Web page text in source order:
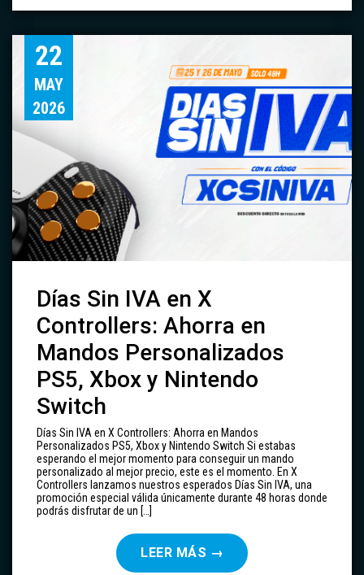
22
MAY
2026
Días Sin IVA en X
Controllers: Ahorra en
Mandos Personalizados
PS5, Xbox y Nintendo
Switch
Días Sin IVA en X Controllers: Ahorra en Mandos
Personalizados PS5, Xbox y Nintendo Switch Si estabas
esperando el mejor momento para conseguir un mando
personalizado al mejor precio, este es el momento. En X
Controllers lanzamos nuestros esperados Días Sin IVA, una
promoción especial válida únicamente durante 48 horas donde
podrás disfrutar de un […]
LEER MÁS →